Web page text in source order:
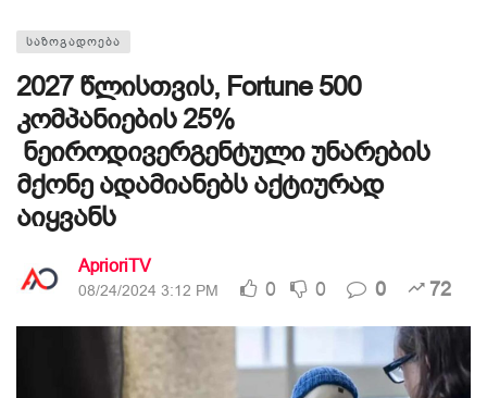
ᲡᲐᲖᲝᲒᲐᲓᲝᲔᲑᲐ
2027 წლისთვის, Fortune 500
კომპანიების 25%
ნეიროდივერგენტული უნარების
მქონე ადამიანებს აქტიურად
აიყვანს
AprioriTV
08/24/2024 3:12 PM 0 0 0 72